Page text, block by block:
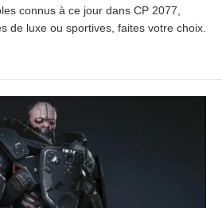
connus à ce jour dans CP 2077,
de luxe ou sportives, faites votre choix.